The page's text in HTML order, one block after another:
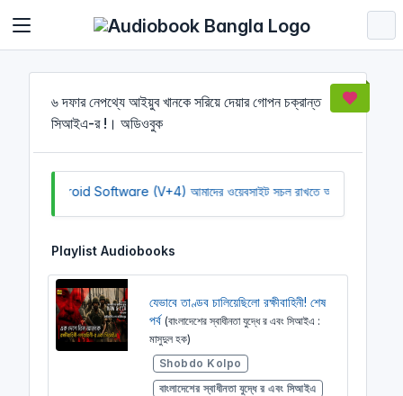
৬ দফার নেপথ্যে আইয়ুব খানকে সরিয়ে দেয়ার গোপন চক্রান্ত
সিআইএ-র !। অডিওবুক
Android Software (V+4) আমাদের ওয়েবসাইট সচল রাখতে আমাদের অর্থ
Playlist Audiobooks
যেভাবে তাণ্ডব চালিয়েছিলো রক্ষীবাহিনী! শেষ
পর্ব (বাংলাদেশের স্বাধীনতা যুদ্ধে র এবং সিআইএ :
মাসুদুল হক)
Shobdo Kolpo
বাংলাদেশের স্বাধীনতা যুদ্ধে র এবং সিআইএ